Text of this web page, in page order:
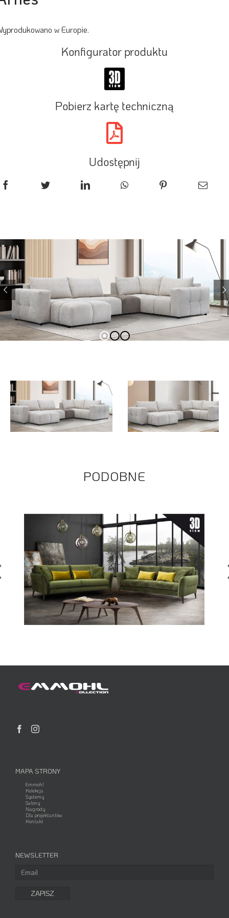
w Europie.
Konfigurator produktu
Pobierz kartę techniczną
Udostępnij
PODOBNE
MAPA STRONY
Emmohl
Kolekcja
Systemy
Salony
Nagrody
Dla projektantów
Kontakt
NEWSLETTER